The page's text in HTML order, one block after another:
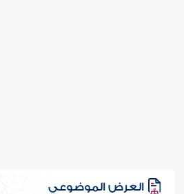
العرض الموضوعي